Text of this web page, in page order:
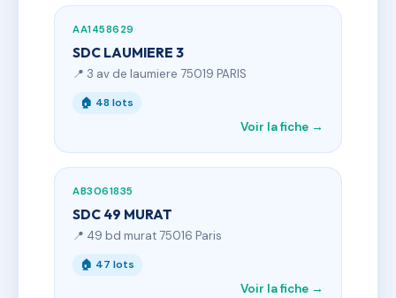
AA1458629
SDC LAUMIERE 3
📍 3 av de laumiere 75019 PARIS
🏠 48 lots
Voir la fiche →
AB3061835
SDC 49 MURAT
📍 49 bd murat 75016 Paris
🏠 47 lots
Voir la fiche →